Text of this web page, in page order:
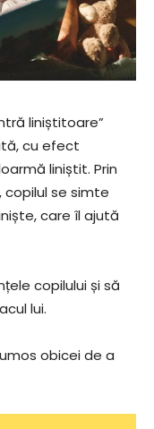
liniștitoare”
cu efect
liniștit. Prin
se simte
care îl ajută
copilului și să
lui.
obicei de a